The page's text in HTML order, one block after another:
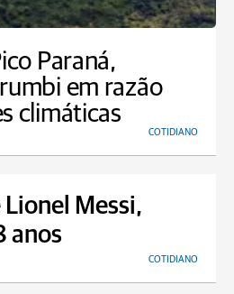
Paraná,
em razão
climáticas
COTIDIANO
Messi,
anos
COTIDIANO